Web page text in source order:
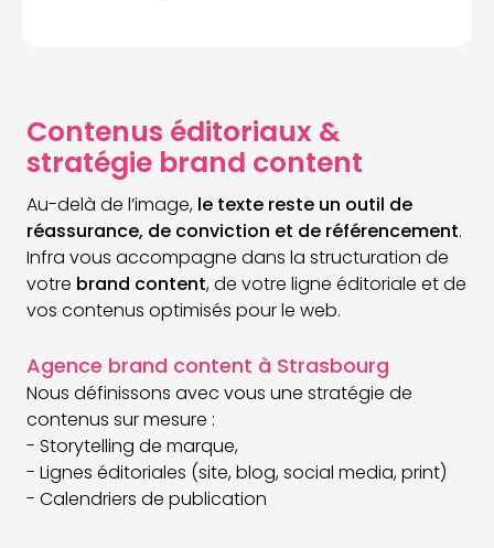
Contenus éditoriaux &
stratégie brand content
Au-delà de l’image, le texte reste un outil de
réassurance, de conviction et de référencement.
Infra vous accompagne dans la structuration de
votre brand content, de votre ligne éditoriale et de
vos contenus optimisés pour le web.
Agence brand content à Strasbourg
Nous définissons avec vous une stratégie de
contenus sur mesure :
- Storytelling de marque,
- Lignes éditoriales (site, blog, social media, print)
- Calendriers de publication